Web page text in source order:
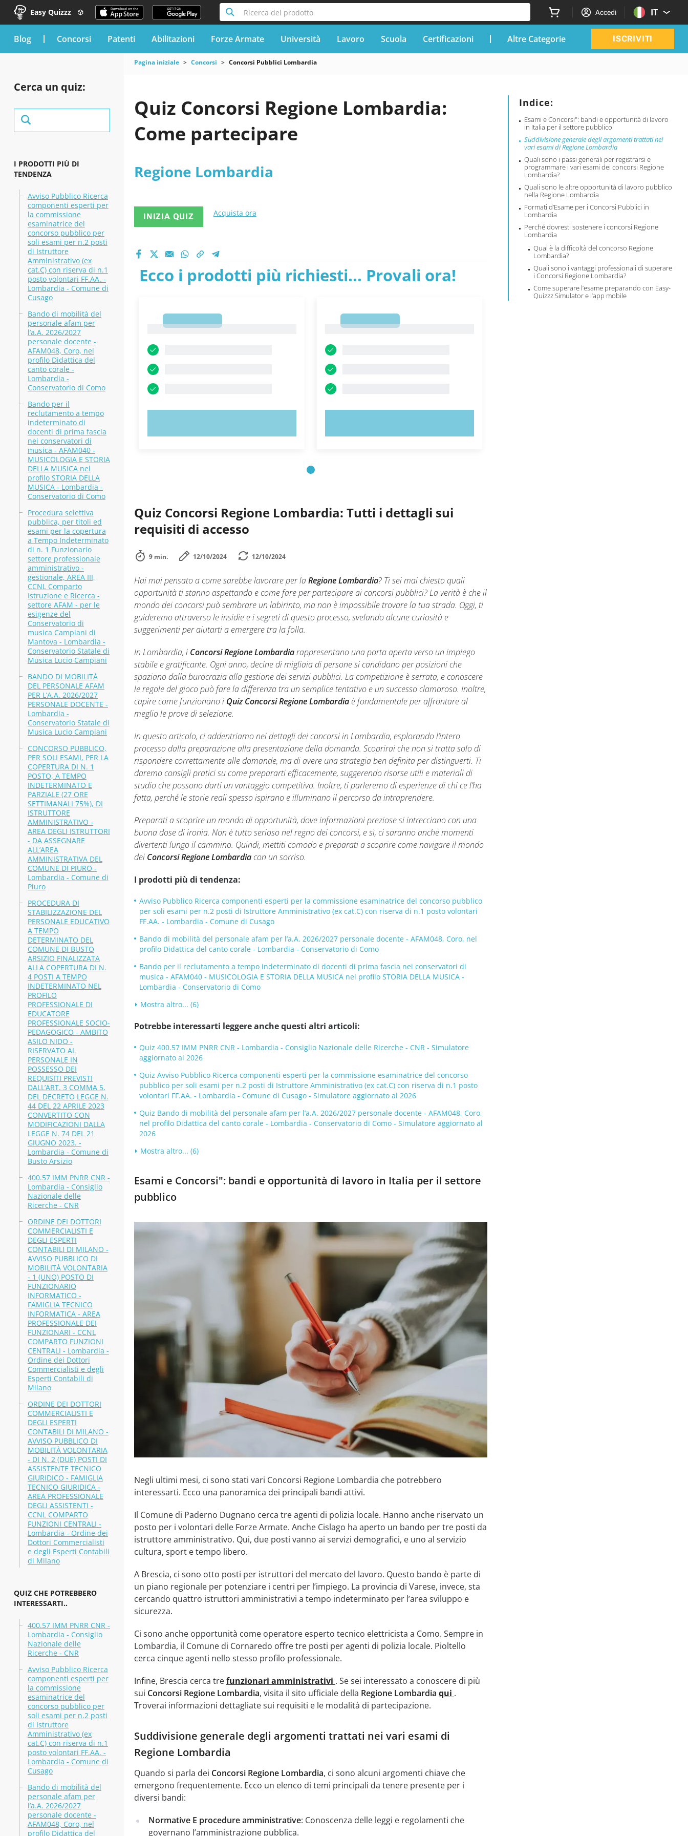
Easy Quizzz Ricerca del prodotto Accedi IT
blog Concorsi Patenti Abilitazioni Forze Armate Università Lavoro Scuola Certificazioni Altre Categorie ISCRIVITI
Cerca un quiz:
I PRODOTTI PIÙ DI
TENDENZA
Avviso Pubblico Ricerca
componenti esperti per
la commissione
esaminatrice del
concorso pubblico per
soli esami per n.2 posti
di Istruttore
Amministrativo (ex
cat.C) con riserva di n.1
posto volontari FF.AA. -
Lombardia - Comune di
Cusago
Bando di mobilità del
personale afam per
l’a.A. 2026/2027
personale docente -
AFAM048, Coro, nel
profilo Didattica del
canto corale -
Lombardia -
Conservatorio di Como
Bando per il
reclutamento a tempo
indeterminato di
docenti di prima fascia
nei conservatori di
musica - AFAM040 -
MUSICOLOGIA E STORIA
DELLA MUSICA nel
profilo STORIA DELLA
MUSICA - Lombardia -
Conservatorio di Como
Procedura selettiva
pubblica, per titoli ed
esami per la copertura
a Tempo Indeterminato
di n. 1 Funzionario
settore professionale
amministrativo -
gestionale, AREA III,
CCNL Comparto
Istruzione e Ricerca -
settore AFAM - per le
esigenze del
Conservatorio di
musica Campiani di
Mantova - Lombardia -
Conservatorio Statale di
Musica Lucio Campiani
BANDO DI MOBILITÀ
DEL PERSONALE AFAM
PER L’A.A. 2026/2027
PERSONALE DOCENTE -
Lombardia -
Conservatorio Statale di
Musica Lucio Campiani
CONCORSO PUBBLICO,
PER SOLI ESAMI, PER LA
COPERTURA DI N. 1
POSTO, A TEMPO
INDETERMINATO E
PARZIALE (27 ORE
SETTIMANALI 75%), DI
ISTRUTTORE
AMMINISTRATIVO -
AREA DEGLI ISTRUTTORI
- DA ASSEGNARE
ALL’AREA
AMMINISTRATIVA DEL
COMUNE DI PIURO -
Lombardia - Comune di
Piuro
PROCEDURA DI
STABILIZZAZIONE DEL
PERSONALE EDUCATIVO
A TEMPO
DETERMINATO DEL
COMUNE DI BUSTO
ARSIZIO FINALIZZATA
ALLA COPERTURA DI N.
4 POSTI A TEMPO
INDETERMINATO NEL
PROFILO
PROFESSIONALE DI
EDUCATORE
PROFESSIONALE SOCIO-
PEDAGOGICO - AMBITO
ASILO NIDO -
RISERVATO AL
PERSONALE IN
POSSESSO DEI
REQUISITI PREVISTI
DALL’ART. 3 COMMA 5,
DEL DECRETO LEGGE N.
44 DEL 22 APRILE 2023
CONVERTITO CON
MODIFICAZIONI DALLA
LEGGE N. 74 DEL 21
GIUGNO 2023. -
Lombardia - Comune di
Busto Arsizio
400.57 IMM PNRR CNR -
Lombardia - Consiglio
Nazionale delle
Ricerche - CNR
ORDINE DEI DOTTORI
COMMERCIALISTI E
DEGLI ESPERTI
CONTABILI DI MILANO -
AVVISO PUBBLICO DI
MOBILITÀ VOLONTARIA
- 1 (UNO) POSTO DI
FUNZIONARIO
INFORMATICO -
FAMIGLIA TECNICO
INFORMATICA - AREA
PROFESSIONALE DEI
FUNZIONARI - CCNL
COMPARTO FUNZIONI
CENTRALI - Lombardia -
Ordine dei Dottori
Commercialisti e degli
Esperti Contabili di
Milano
ORDINE DEI DOTTORI
COMMERCIALISTI E
DEGLI ESPERTI
CONTABILI DI MILANO -
AVVISO PUBBLICO DI
MOBILITÀ VOLONTARIA
- DI N. 2 (DUE) POSTI DI
ASSISTENTE TECNICO
GIURIDICO - FAMIGLIA
TECNICO GIURIDICA -
AREA PROFESSIONALE
DEGLI ASSISTENTI -
CCNL COMPARTO
FUNZIONI CENTRALI -
Lombardia - Ordine dei
Dottori Commercialisti
e degli Esperti Contabili
di Milano
QUIZ CHE POTREBBERO
INTERESSARTI..
400.57 IMM PNRR CNR -
Lombardia - Consiglio
Nazionale delle
Ricerche - CNR
Avviso Pubblico Ricerca
componenti esperti per
la commissione
esaminatrice del
concorso pubblico per
soli esami per n.2 posti
di Istruttore
Amministrativo (ex
cat.C) con riserva di n.1
posto volontari FF.AA. -
Lombardia - Comune di
Cusago
Bando di mobilità del
personale afam per
l’a.A. 2026/2027
personale docente -
AFAM048, Coro, nel
profilo Didattica del
Pagina iniziale Concorsi Concorsi Pubblici Lombardia
Indice:
Esami e Concorsi": bandi e opportunità di lavoro
in Italia per il settore pubblico
Suddivisione generale degli argomenti trattati nei
vari esami di Regione Lombardia
Quali sono i passi generali per registrarsi e
programmare i vari esami dei concorsi Regione
Lombardia?
Quali sono le altre opportunità di lavoro pubblico
nella Regione Lombardia
Formati d’Esame per i Concorsi Pubblici in
Lombardia
Perché dovresti sostenere i concorsi Regione
Lombardia
Qual è la difficoltà del concorso Regione
Lombardia?
Quali sono i vantaggi professionali di superare
i Concorsi Regione Lombardia?
Come superare l’esame preparando con Easy-
Quizzz Simulator e l’app mobile
Quiz Concorsi Regione Lombardia:
Come partecipare
Regione Lombardia
INIZIA QUIZ Acquista ora
Ecco i prodotti più richiesti... Provali ora!
Quiz Concorsi Regione Lombardia: Tutti i dettagli sui
requisiti di accesso
9 min. 12/10/2024 12/10/2024
Hai mai pensato a come sarebbe lavorare per laRegione Lombardia? Ti sei mai chiesto quali
opportunità ti stanno aspettando e come fare per partecipare ai concorsi pubblici? La verità è che il
mondo dei concorsi può sembrare un labirinto, ma non è impossibile trovare la tua strada. Oggi, ti
guideremo attraverso le insidie e i segreti di questo processo, svelando alcune curiosità e
suggerimenti per aiutarti a emergere tra la folla.
In Lombardia, i Concorsi Regione Lombardiarappresentano una porta aperta verso un impiego
stabile e gratificante. Ogni anno, decine di migliaia di persone si candidano per posizioni che
spaziano dalla burocrazia alla gestione dei servizi pubblici. La competizione è serrata, e conoscere
le regole del gioco può fare la differenza tra un semplice tentativo e un successo clamoroso. Inoltre,
capire come funzionano i Quiz Concorsi Regione Lombardiaè fondamentale per affrontare al
meglio le prove di selezione.
In questo articolo, ci addentriamo nei dettagli dei concorsi in Lombardia, esplorando l’intero
processo dalla preparazione alla presentazione della domanda. Scoprirai che non si tratta solo di
rispondere correttamente alle domande, ma di avere una strategia ben definita per distinguerti. Ti
daremo consigli pratici su come prepararti efficacemente, suggerendo risorse utili e materiali di
studio che possono darti un vantaggio competitivo. Inoltre, ti parleremo di esperienze di chi ce l’ha
fatta, perché le storie reali spesso ispirano e illuminano il percorso da intraprendere.
Preparati a scoprire un mondo di opportunità, dove informazioni preziose si intrecciano con una
buona dose di ironia. Non è tutto serioso nel regno dei concorsi, e sì, ci saranno anche momenti
divertenti lungo il cammino. Quindi, mettiti comodo e preparati a scoprire come navigare il mondo
dei Concorsi Regione Lombardiacon un sorriso.
I prodotti più di tendenza:
Avviso Pubblico Ricerca componenti esperti per la commissione esaminatrice del concorso pubblico
per soli esami per n.2 posti di Istruttore Amministrativo (ex cat.C) con riserva di n.1 posto volontari
FF.AA. - Lombardia - Comune di Cusago
Bando di mobilità del personale afam per l’a.A. 2026/2027 personale docente - AFAM048, Coro, nel
profilo Didattica del canto corale - Lombardia - Conservatorio di Como
Bando per il reclutamento a tempo indeterminato di docenti di prima fascia nei conservatori di
musica - AFAM040 - MUSICOLOGIA E STORIA DELLA MUSICA nel profilo STORIA DELLA MUSICA -
Lombardia - Conservatorio di Como
Mostra altro... (6)
Potrebbe interessarti leggere anche questi altri articoli:
Quiz 400.57 IMM PNRR CNR - Lombardia - Consiglio Nazionale delle Ricerche - CNR - Simulatore
aggiornato al 2026
Quiz Avviso Pubblico Ricerca componenti esperti per la commissione esaminatrice del concorso
pubblico per soli esami per n.2 posti di Istruttore Amministrativo (ex cat.C) con riserva di n.1 posto
volontari FF.AA. - Lombardia - Comune di Cusago - Simulatore aggiornato al 2026
Quiz Bando di mobilità del personale afam per l’a.A. 2026/2027 personale docente - AFAM048, Coro,
nel profilo Didattica del canto corale - Lombardia - Conservatorio di Como - Simulatore aggiornato al
2026
Mostra altro... (6)
Esami e Concorsi": bandi e opportunità di lavoro in Italia per il settore
pubblico
Negli ultimi mesi, ci sono stati vari Concorsi Regione Lombardia che potrebbero
interessarti. Ecco una panoramica dei principali bandi attivi.
Il Comune di Paderno Dugnano cerca tre agenti di polizia locale. Hanno anche riservato un
posto per i volontari delle Forze Armate. Anche Cislago ha aperto un bando per tre posti da
istruttore amministrativo. Qui, due posti vanno ai servizi demografici, e uno al servizio
cultura, sport e tempo libero.
A Brescia, ci sono otto posti per istruttori del mercato del lavoro. Questo bando è parte di
un piano regionale per potenziare i centri per l’impiego. La provincia di Varese, invece, sta
cercando quattro istruttori amministrativi a tempo indeterminato per l’area sviluppo e
sicurezza.
Ci sono anche opportunità come operatore esperto tecnico elettricista a Como. Sempre in
Lombardia, il Comune di Cornaredo offre tre posti per agenti di polizia locale. Pioltello
cerca cinque agenti nello stesso profilo professionale.
Infine, Brescia cerca trefunzionari amministrativi . Se sei interessato a conoscere di più
sui Concorsi Regione Lombardia, visita il sito ufficiale della Regione Lombardia qui .
Troverai informazioni dettagliate sui requisiti e le modalità di partecipazione.
Suddivisione generale degli argomenti trattati nei vari esami di
Regione Lombardia
Quando si parla dei Concorsi Regione Lombardia, ci sono alcuni argomenti chiave che
emergono frequentemente. Ecco un elenco di temi principali da tenere presente per i
diversi bandi:
Normative E procedure amministrative: Conoscenza delle leggi e regolamenti che
governano l’amministrazione pubblica.